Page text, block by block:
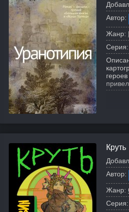
Автор:
Жанр:
Серия:
Круть
Автор:
Жанр:
Серия: